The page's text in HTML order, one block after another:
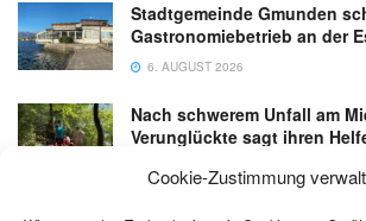
Cookie-Zustimmung
Stadtgemeinde Gmunden
Gastronomiebetrieb an der
6. AUGUST 2026
Nach schwerem Unfall am
Verunglückte sagt ihren